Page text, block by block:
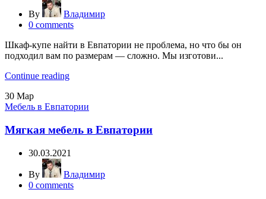
By
Владимир
0 comments
Шкаф-купе найти в Евпатории не проблема, но что бы он
подходил вам по размерам — сложно. Мы изготови...
Continue reading
30 Мар
Мебель в Евпатории
Мягкая мебель в Евпатории
30.03.2021
By
Владимир
0 comments